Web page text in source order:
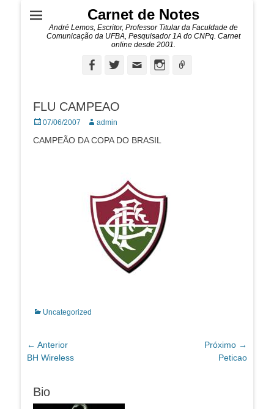
Carnet de Notes
André Lemos, Escritor, Professor Titular da Faculdade de
Comunicação da UFBA, Pesquisador 1A do CNPq. Carnet
online desde 2001.
FacebookTwitterEmail Instagram
FLU CAMPEAO
Posted
07/06/2007 Autor:admin
CAMPEÃO DA COPA DO BRASIL
Categorias:
Uncategorized
Navegação
de
← Anterior
Post
BH Wireless
Próximo →
Peticao
Bio